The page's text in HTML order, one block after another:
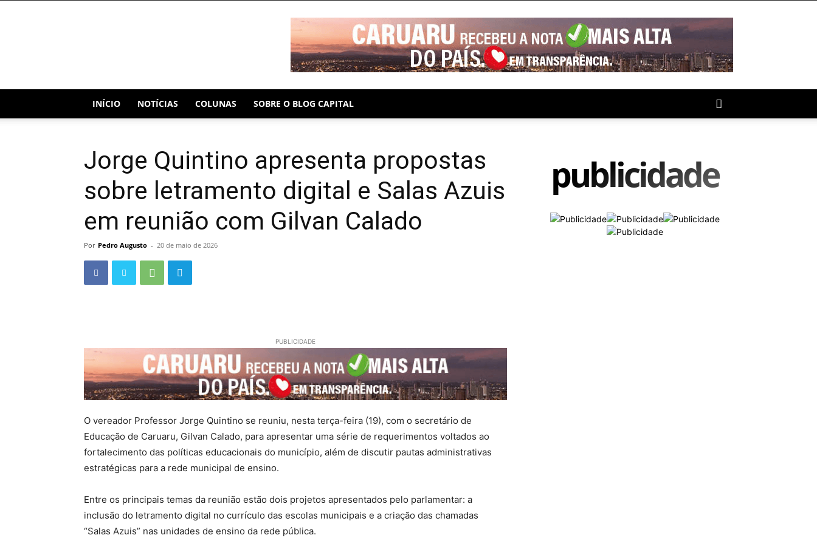
INÍCIO NOTÍCIAS COLUNAS SOBRE O BLOG CAPITAL
Jorge Quintino apresenta propostas
sobre letramento digital e Salas Azuis
em reunião com Gilvan Calado
Por Pedro Augusto - 20 de maio de 2026
PUBLICIDADE
O vereador Professor Jorge Quintino se reuniu, nesta terça-feira (19), com o secretário de
Educação de Caruaru, Gilvan Calado, para apresentar uma série de requerimentos voltados ao
fortalecimento das políticas educacionais do município, além de discutir pautas administrativas
estratégicas para a rede municipal de ensino.
Entre os principais temas da reunião estão dois projetos apresentados pelo parlamentar: a
inclusão do letramento digital no currículo das escolas municipais e a criação das chamadas
“Salas Azuis” nas unidades de ensino da rede pública.
publicidade